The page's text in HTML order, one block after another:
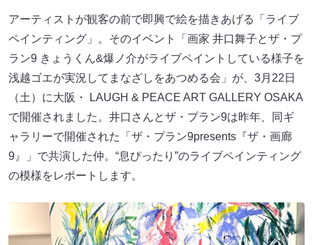
アーティストが観客の前で即興で絵を描きあげる「ライブ
ペインティング」。そのイベント「画家 井口舞子とザ・プ
ラン9 きょうくん&爆ノ介がライブペイントしている様子を
浅越ゴエが実況してまなざしをあつめる会」が、3月22日
（土）に大阪・ LAUGH & PEACE ART GALLERY OSAKA
で開催されました。井口さんとザ・プラン9は昨年、同ギ
ャラリーで開催された「ザ・プラン9presents『ザ・画廊
9』」で共演した仲。“息ぴったり”のライブペインティング
の模様をレポートします。